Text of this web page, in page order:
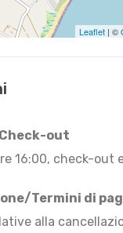
Leaflet | ©
out
16:00, check-out
Termini di
alla